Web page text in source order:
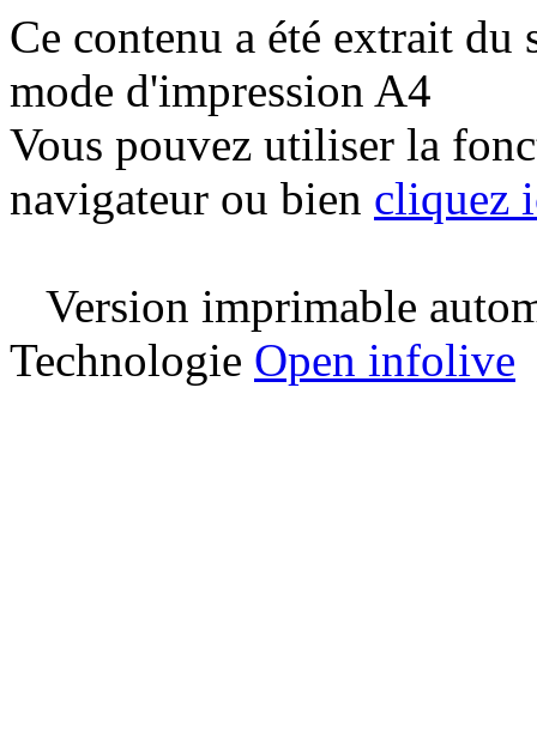
Ce contenu a été extrait
mode d'impression A4
Vous pouvez utiliser la
navigateur ou bien cliquez
Version imprimable
Technologie Open infolive